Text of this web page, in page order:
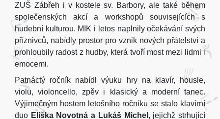
ZUŠ Zábřeh i v kostele sv. Barbory, ale také během
společenských akcí a workshopů souvisejících s
hudební kulturou. MIK i letos naplnily očekávání svých
příznivců, nabídly prostor pro vznik nových přátelství a
prohloubily radost z hudby, která tvoří most mezi lidmi i
emocemi.
Patnáctý ročník nabídl výuku hry na klavír, housle,
violu, violoncello, zpěv i klasický a moderní tanec.
Výjimečným hostem letošního ročníku se stalo klavírní
duo Eliška Novotná a Lukáš Michel , jejichž strhující